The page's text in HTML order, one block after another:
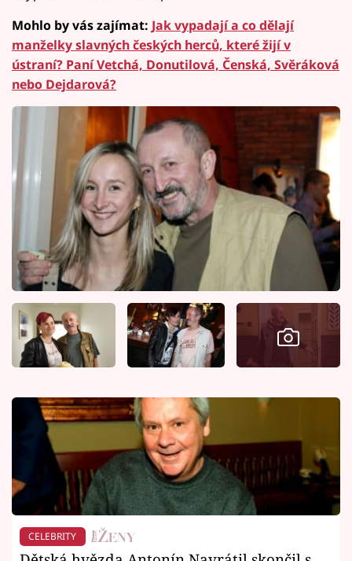
Mohlo by vás zajímat: Jak vypadají a co dělají
manželky slavných českých herců, které žijí v
ústraní? Paní Vetchá, Donutilová, Čenská, Svěráková
nebo Dejdarová?
CELEBRITY